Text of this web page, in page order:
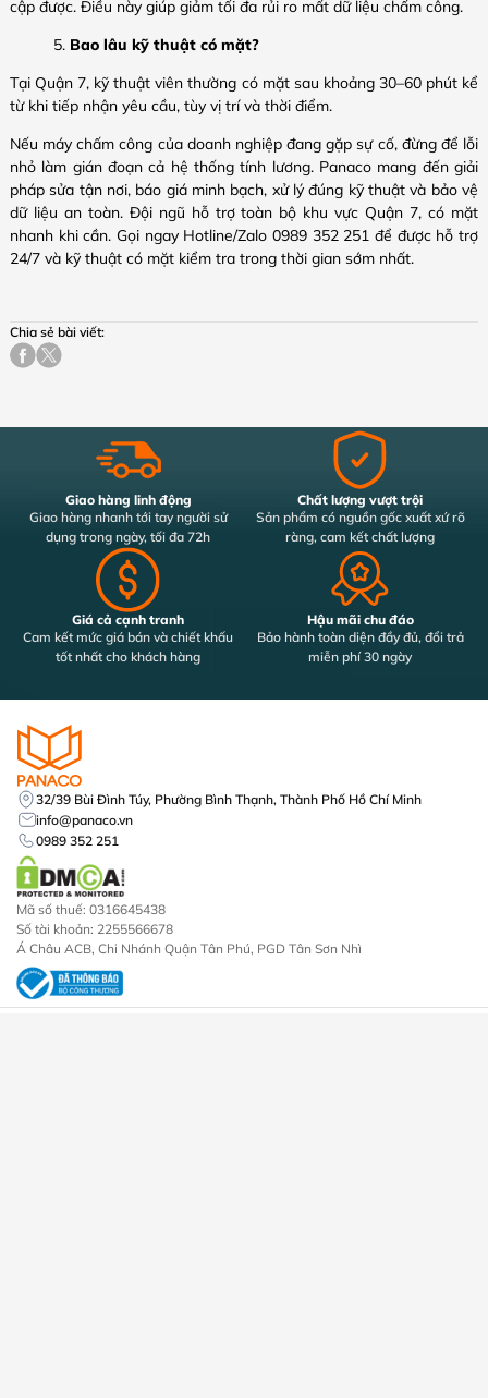
cập được. Điều này giúp giảm tối đa rủi ro mất dữ liệu chấm công.
Bao lâu kỹ thuật có mặt?
Tại Quận 7, kỹ thuật viên thường có mặt sau khoảng 30–60 phút kể
từ khi tiếp nhận yêu cầu, tùy vị trí và thời điểm.
Nếu máy chấm công của doanh nghiệp đang gặp sự cố, đừng để lỗi
nhỏ làm gián đoạn cả hệ thống tính lương. Panaco mang đến giải
pháp sửa tận nơi, báo giá minh bạch, xử lý đúng kỹ thuật và bảo vệ
dữ liệu an toàn. Đội ngũ hỗ trợ toàn bộ khu vực Quận 7, có mặt
nhanh khi cần. Gọi ngay Hotline/Zalo 0989 352 251 để được hỗ trợ
24/7 và kỹ thuật có mặt kiểm tra trong thời gian sớm nhất.
Chia sẻ bài viết:
Giao hàng linh động
Giao hàng nhanh tới tay người sử
dụng trong ngày, tối đa 72h
Chất lượng vượt trội
Sản phẩm có nguồn gốc xuất xứ rõ
ràng, cam kết chất lượng
Giá cả cạnh tranh
Cam kết mức giá bán và chiết khấu
tốt nhất cho khách hàng
Hậu mãi chu đáo
Bảo hành toàn diện đầy đủ, đổi trả
miễn phí 30 ngày
32/39 Bùi Đình Túy, Phường Bình Thạnh, Thành Phố Hồ Chí Minh
info@panaco.vn
0989 352 251
Mã số thuế: 0316645438
Số tài khoản: 2255566678
Á Châu ACB, Chi Nhánh Quận Tân Phú, PGD Tân Sơn Nhì